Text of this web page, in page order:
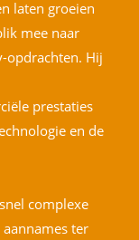
laten groeien
mee naar
opdrachten. Hij
prestaties
en de
complexe
ter